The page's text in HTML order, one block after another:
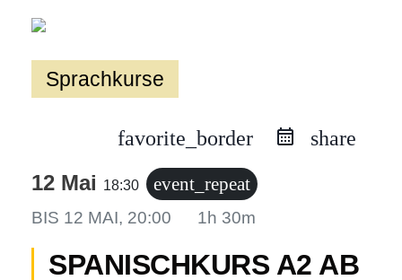
Sprachkurse
favorite_border share
12 Mai 18:30 event_repeat
BIS 12 MAI, 20:00 1h 30m
SPANISCHKURS A2 AB